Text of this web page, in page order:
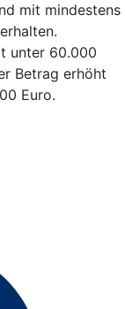
mit mindestens
unter 60.000
Betrag erhöht
Euro.